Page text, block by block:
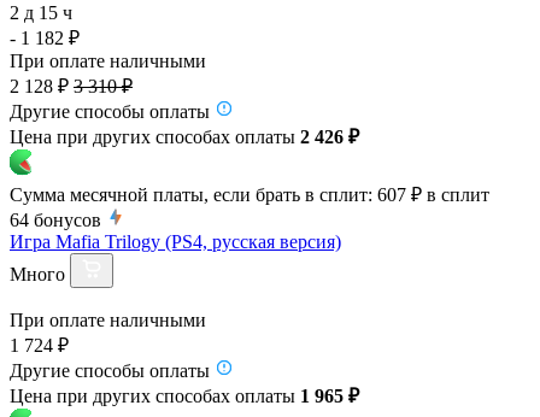
2 д 15 ч
- 1 182 ₽
При оплате наличными
2 128 ₽ 3 310 ₽
Другие способы оплаты
Цена при других способах оплаты 2 426 ₽
Сумма месячной платы, если брать в сплит: 607 ₽ в сплит
64 бонусов
Игра Mafia Trilogy (PS4, русская версия)
Много
При оплате наличными
1 724 ₽
Другие способы оплаты
Цена при других способах оплаты 1 965 ₽